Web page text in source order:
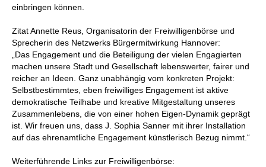
einbringen können.
Zitat Annette Reus, Organisatorin der Freiwilligenbörse und
Sprecherin des Netzwerks Bürgermitwirkung Hannover:
„Das Engagement und die Beteiligung der vielen Engagierten
machen unsere Stadt und Gesellschaft lebenswerter, fairer und
reicher an Ideen. Ganz unabhängig vom konkreten Projekt:
Selbstbestimmtes, eben freiwilliges Engagement ist aktive
demokratische Teilhabe und kreative Mitgestaltung unseres
Zusammenlebens, die von einer hohen Eigen-Dynamik geprägt
ist. Wir freuen uns, dass J. Sophia Sanner mit ihrer Installation
auf das ehrenamtliche Engagement künstlerisch Bezug nimmt.“
Weiterführende Links zur Freiwilligenbörse: